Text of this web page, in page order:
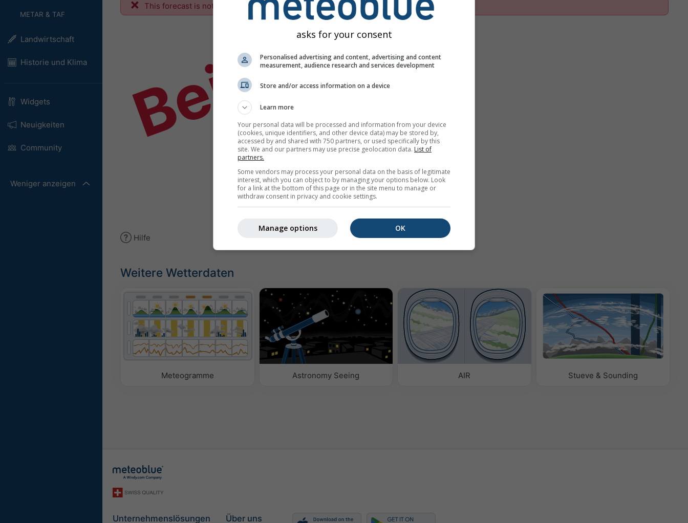
METAR & TAF
Landwirtschaft
Historie und Klima
Widgets
Neuigkeiten
Community
Weniger anzeigen
This forecast is not available for the selected location
Beispiel
Hilfe
Weitere Wetterdaten
Meteogramme Astronomy Seeing AIR Stueve & Sounding
Unternehmenslösungen Über uns
asks for your consent
Personalised advertising and content, advertising and content
measurement, audience research and services development
Store and/or access information on a device
Learn more
Your personal data will be processed and information from your device
(cookies, unique identifiers, and other device data) may be stored by,
accessed by and shared with 750 partners, or used specifically by this
site. We and our partners may use precise geolocation data. List of
partners.
Some vendors may process your personal data on the basis of legitimate
interest, which you can object to by managing your options below. Look
for a link at the bottom of this page or in the site menu to manage or
withdraw consent in privacy and cookie settings.
OK
Manage options